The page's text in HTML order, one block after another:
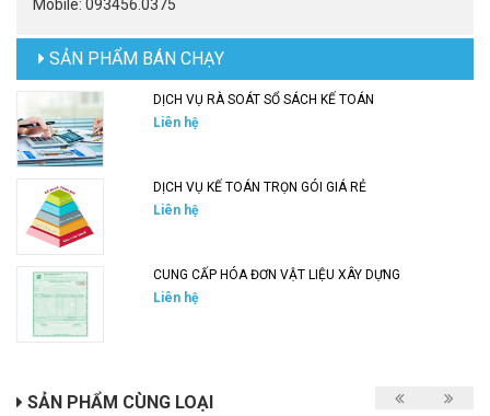
Mobile: 093456.0375
SẢN PHẨM BÁN CHẠY
DỊCH VỤ RÀ SOÁT SỔ SÁCH KẾ TOÁN
Liên hệ
DỊCH VỤ KẾ TOÁN TRỌN GÓI GIÁ RẺ
Liên hệ
CUNG CẤP HÓA ĐƠN VẬT LIỆU XÂY DỰNG
Liên hệ
SẢN PHẨM CÙNG LOẠI